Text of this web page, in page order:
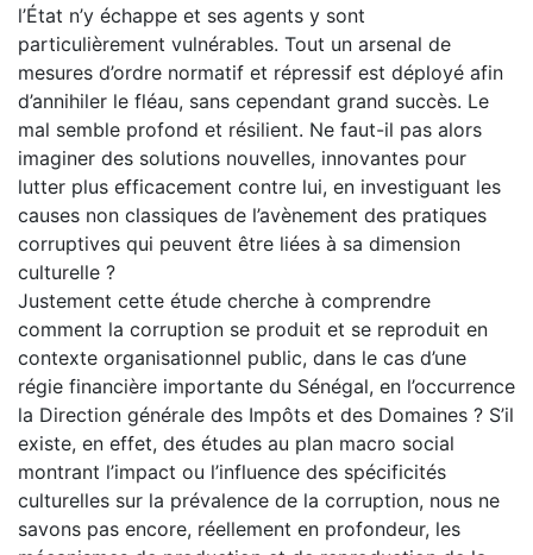
l’État n’y échappe et ses agents y sont
particulièrement vulnérables. Tout un arsenal de
mesures d’ordre normatif et répressif est déployé afin
d’annihiler le fléau, sans cependant grand succès. Le
mal semble profond et résilient. Ne faut-il pas alors
imaginer des solutions nouvelles, innovantes pour
lutter plus efficacement contre lui, en investiguant les
causes non classiques de l’avènement des pratiques
corruptives qui peuvent être liées à sa dimension
culturelle ?
Justement cette étude cherche à comprendre
comment la corruption se produit et se reproduit en
contexte organisationnel public, dans le cas d’une
régie financière importante du Sénégal, en l’occurrence
la Direction générale des Impôts et des Domaines ? S’il
existe, en effet, des études au plan macro social
montrant l’impact ou l’influence des spécificités
culturelles sur la prévalence de la corruption, nous ne
savons pas encore, réellement en profondeur, les